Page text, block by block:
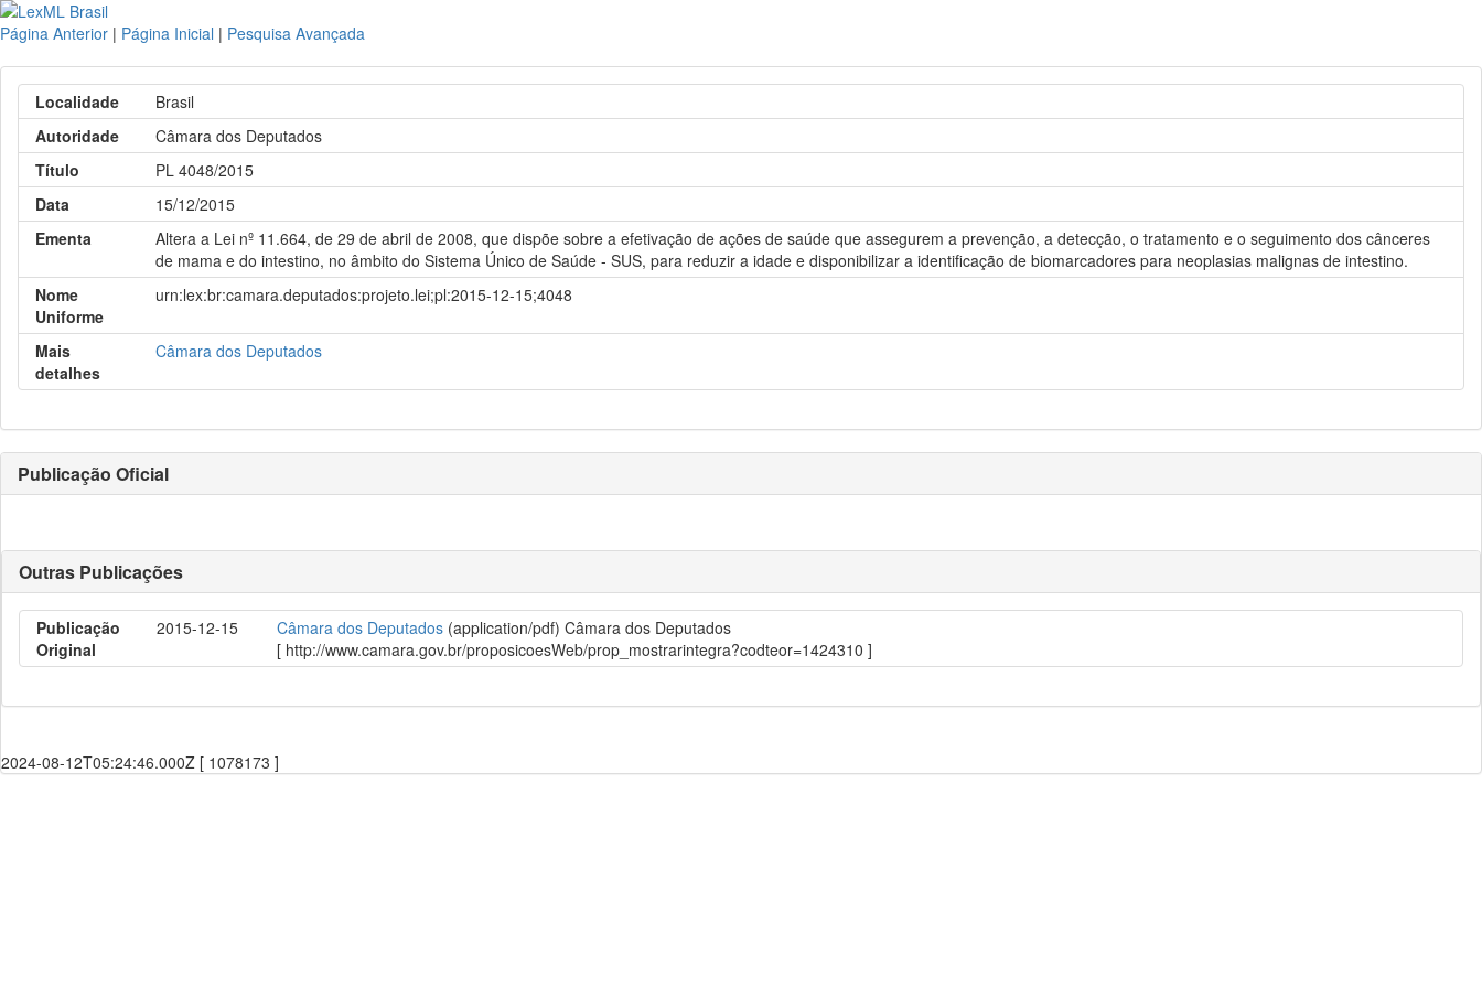
Página Anterior | Página Inicial | Pesquisa Avançada
Localidade
Brasil
Autoridade
Câmara dos Deputados
Título
PL 4048/2015
Data
15/12/2015
Ementa
Altera a Lei nº 11.664, de 29 de abril de 2008, que dispõe sobre a efetivação de ações de saúde que assegurem a prevenção, a detecção, o tratamento e o seguimento dos cânceres
de mama e do intestino, no âmbito do Sistema Único de Saúde - SUS, para reduzir a idade e disponibilizar a identificação de biomarcadores para neoplasias malignas de intestino.
Nome
Uniforme
urn:lex:br:camara.deputados:projeto.lei;pl:2015-12-15;4048
Mais
detalhes
Câmara dos Deputados
Publicação Oficial
Outras Publicações
Publicação
Original
2015-12-15 Câmara dos Deputados (application/pdf) Câmara dos Deputados
[ http://www.camara.gov.br/proposicoesWeb/prop_mostrarintegra?codteor=1424310 ]
2024-08-12T05:24:46.000Z [ 1078173 ]